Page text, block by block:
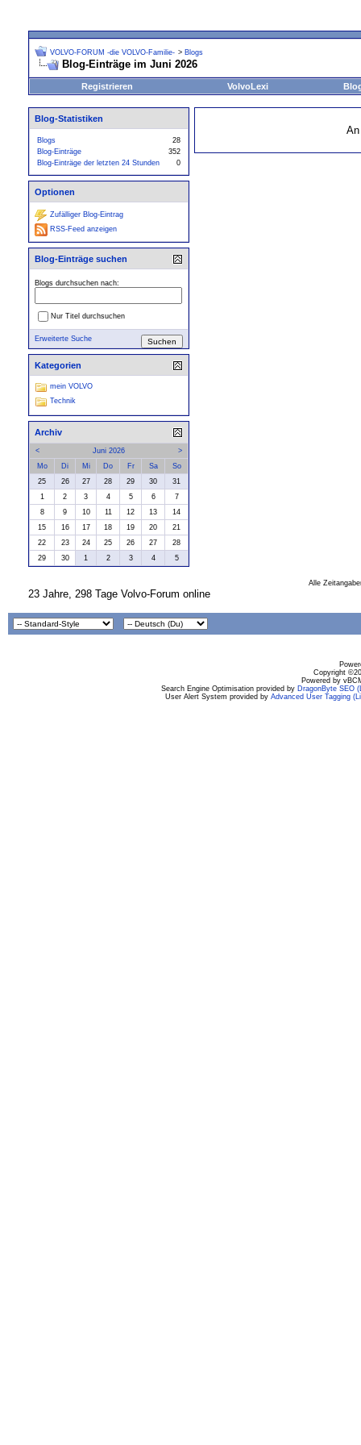
VOLVO-FORUM -die VOLVO-Familie- > Blogs
Blog-Einträge im Juni 2026
Registrieren VolvoLexi
Blog-Statistiken
Blogs
28
Blog-Einträge
352
Blog-Einträge der letzten 24 Stunden
0
Optionen
Zufälliger Blog-Eintrag
RSS-Feed anzeigen
Blog-Einträge suchen
Blogs durchsuchen nach:
Nur Titel durchsuchen
Erweiterte Suche
Kategorien
mein VOLVO
Technik
Archiv
< >
Juni 2026
Mo
Di Mi Do Fr Sa
So
25
26 27 28 29 30
31
1
2 3 4 5 6
7
8
9 10 11 12 13
14
15
16 17 18 19 20
21
22
23 24 25 26 27
28
29
30 1 2 3 4 5
Alle
23 Jahre, 298 Tage Volvo-Forum online
Copyright
Powered by
Search Engine Optimisation provided by DragonByte SEO
User Alert System provided by Advanced User Tagging